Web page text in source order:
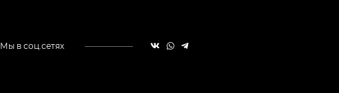
Мы в соц.сетях